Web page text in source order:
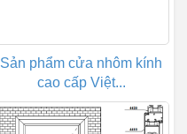
Sản phẩm cửa nhôm kính
cao cấp Việt...